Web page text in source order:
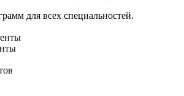
для всех специальностей.